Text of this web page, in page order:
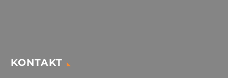
KONTAKT